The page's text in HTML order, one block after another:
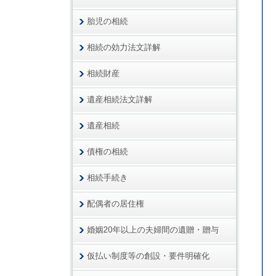
胎児の相続
相続の効力法文詳解
相続財産
遺産相続法文詳解
遺産相続
債権の相続
相続手続き
配偶者の居住権
婚姻20年以上の夫婦間の遺贈・贈与
仮払い制度等の創設・要件明確化